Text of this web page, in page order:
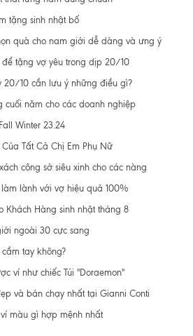
tặng sinh nhật bố
quà cho nam giới dễ dàng và ưng ý
tặng vợ yêu trong dịp 20/10
20/10 cần lưu ý những điều gì?
năm cho các doanh nghiệp
Winter 23.24
Tất Cả Chị Em Phụ Nữ
công sở siêu xinh cho các nàng
lành với vợ hiệu quả 100%
Khách Hàng sinh nhật tháng 8
ngoài 30 cực sang
tay không?
ví như chiếc Túi "Doraemon"
và bán chạy nhất tại Gianni Conti
màu gì hợp mệnh nhất